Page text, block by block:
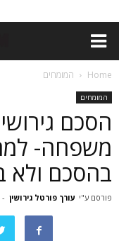
Home המומחים
המומחים
הסכם
משפחה-
בהסכם ולא
פורסם ע"י עורך פורטל גירושין -